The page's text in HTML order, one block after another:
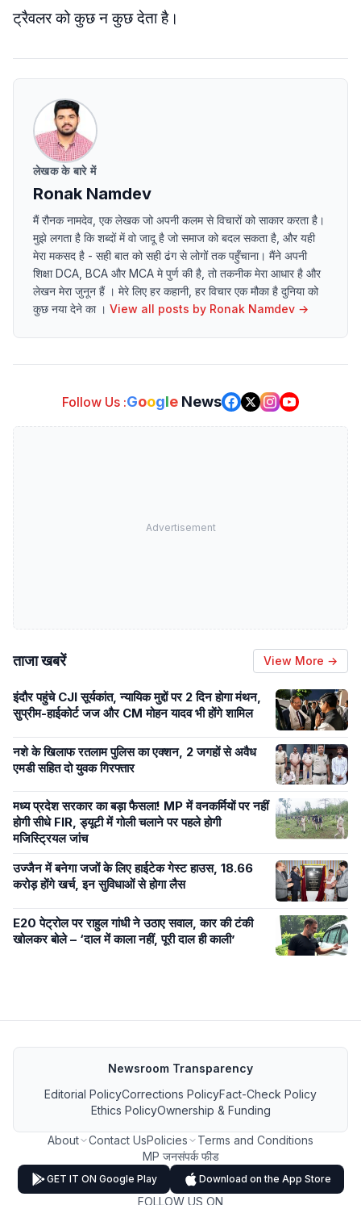
ट्रैवलर को कुछ न कुछ देता है।
लेखक के बारे में
Ronak Namdev
मैं रौनक नामदेव, एक लेखक जो अपनी कलम से विचारों को साकार करता है।
मुझे लगता है कि शब्दों में वो जादू है जो समाज को बदल सकता है, और यही
मेरा मकसद है - सही बात को सही ढंग से लोगों तक पहुँचाना। मैंने अपनी
शिक्षा DCA, BCA और MCA मे पुर्ण की है, तो तकनीक मेरा आधार है और
लेखन मेरा जुनून हैं । मेरे लिए हर कहानी, हर विचार एक मौका है दुनिया को
कुछ नया देने का । View all posts by Ronak Namdev →
Follow Us :Google News
Advertisement
ताजा खबरें View More →
इंदौर पहुंचे CJI सूर्यकांत, न्यायिक मुद्दों पर 2 दिन होगा मंथन,
सुप्रीम-हाईकोर्ट जज और CM मोहन यादव भी होंगे शामिल
नशे के खिलाफ रतलाम पुलिस का एक्शन, 2 जगहों से अवैध
एमडी सहित दो युवक गिरफ्तार
मध्य प्रदेश सरकार का बड़ा फैसला! MP में वनकर्मियों पर नहीं
होगी सीधे FIR, ड्यूटी में गोली चलाने पर पहले होगी
मजिस्ट्रियल जांच
उज्जैन में बनेगा जजों के लिए हाईटेक गेस्ट हाउस, 18.66
करोड़ होंगे खर्च, इन सुविधाओं से होगा लैस
E20 पेट्रोल पर राहुल गांधी ने उठाए सवाल, कार की टंकी
खोलकर बोले – ‘दाल में काला नहीं, पूरी दाल ही काली’
Newsroom Transparency
Editorial PolicyCorrections PolicyFact-Check Policy
Ethics PolicyOwnership & Funding
About Contact UsPolicies
Terms and Conditions
MP जनसंपर्क फीड
GET IT ON Google Play Download on the App Store
FOLLOW US ON